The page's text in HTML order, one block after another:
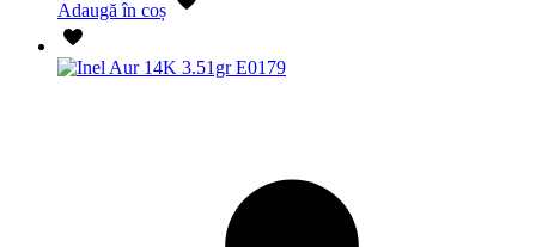
Adaugă în coș